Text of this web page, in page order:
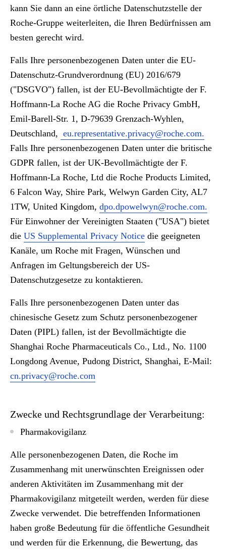
kann Sie dann an eine örtliche Datenschutzstelle der
Roche-Gruppe weiterleiten, die Ihren Bedürfnissen am
besten gerecht wird.
Falls Ihre personenbezogenen Daten unter die EU-
Datenschutz-Grundverordnung (EU) 2016/679
("DSGVO") fallen, ist der EU-Bevollmächtigte der F.
Hoffmann-La Roche AG die Roche Privacy GmbH,
Emil-Barell-Str. 1, D-79639 Grenzach-Wyhlen,
Deutschland, eu.representative.privacy@roche.com.
Falls Ihre personenbezogenen Daten unter die britische
GDPR fallen, ist der UK-Bevollmächtigte der F.
Hoffmann-La Roche, Ltd die Roche Products Limited,
6 Falcon Way, Shire Park, Welwyn Garden City, AL7
1TW, United Kingdom, dpo.dpowelwyn@roche.com.
Für Einwohner der Vereinigten Staaten ("USA") bietet
die US Supplemental Privacy Notice die geeigneten
Kanäle, um Roche mit Fragen, Wünschen und
Anfragen im Geltungsbereich der US-
Datenschutzgesetze zu kontaktieren.
Falls Ihre personenbezogenen Daten unter das
chinesische Gesetz zum Schutz personenbezogener
Daten (PIPL) fallen, ist der Bevollmächtigte die
Shanghai Roche Pharmaceuticals Co., Ltd., No. 1100
Longdong Avenue, Pudong District, Shanghai, E-Mail:
cn.privacy@roche.com
Zwecke und Rechtsgrundlage der Verarbeitung:
Pharmakovigilanz
Alle personenbezogenen Daten, die Roche im
Zusammenhang mit unerwünschten Ereignissen oder
anderen Aktivitäten im Zusammenhang mit der
Pharmakovigilanz mitgeteilt werden, werden für diese
Zwecke verwendet. Die betreffenden Informationen
haben große Bedeutung für die öffentliche Gesundheit
und werden für die Erkennung, die Bewertung, das